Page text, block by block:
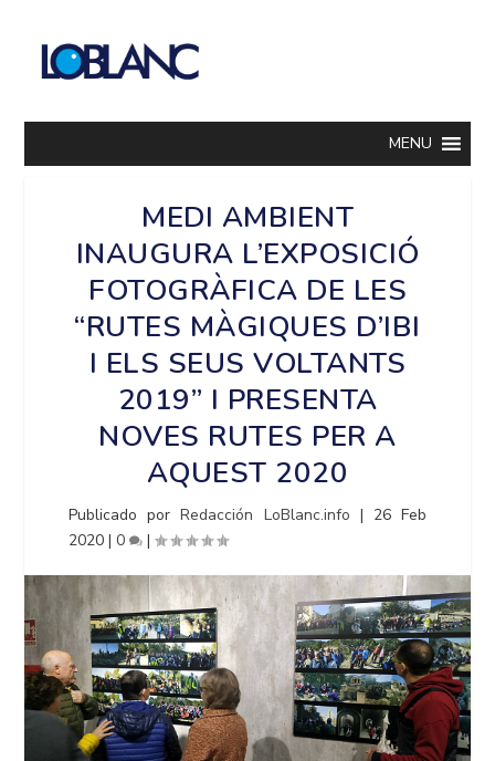
MENU
MEDI AMBIENT
INAUGURA L’EXPOSICIÓ
FOTOGRÀFICA DE LES
“RUTES MÀGIQUES D’IBI
I ELS SEUS VOLTANTS
2019” I PRESENTA
NOVES RUTES PER A
AQUEST 2020
Publicado porRedacción LoBlanc.info | 26 Feb
2020 |0 |